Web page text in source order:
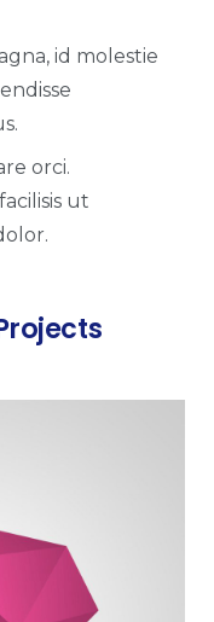
id molestie
orci.
ut